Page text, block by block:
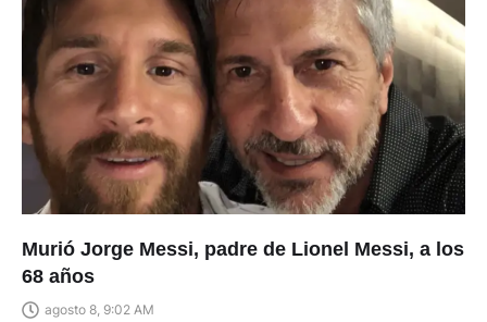
Murió Jorge Messi, padre de Lionel Messi, a los
68 años
agosto 8, 9:02 AM